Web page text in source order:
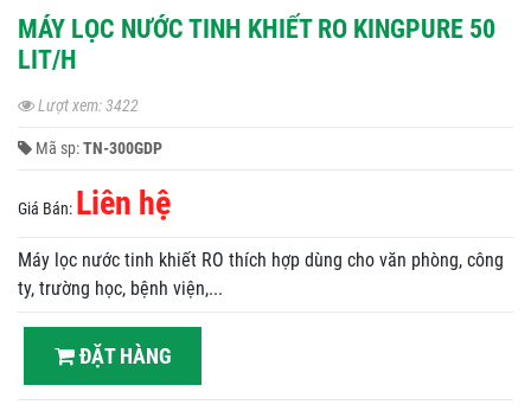
MÁY LỌC NƯỚC TINH KHIẾT RO KINGPURE 50
LIT/H
Lượt xem: 3422
Mã sp:TN-300GDP
Giá Bán: Liên hệ
Máy lọc nước tinh khiết RO thích hợp dùng cho văn phòng, công
ty, trường học, bệnh viện,...
ĐẶT HÀNG